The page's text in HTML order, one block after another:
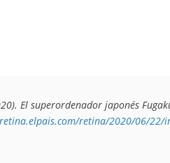
El superordenador japonés
retina/2020/06/22/